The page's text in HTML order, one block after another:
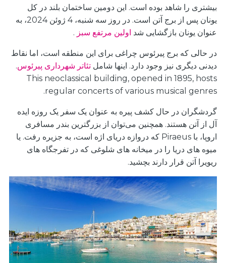
بیشتری را شاهد بوده است. این دومین ساختمان بلند در کل
یونان پس از برج آتن است. در روز سه شنبه، 4 ژوئن 2024، به
عنوان یونان بازگشایی شد اولین مرتفع سبز .
در حالی که برج پیرئوس چراغی برای این منطقه است، اما نقاط
دیدنی دیگری نیز وجود دارد. اینها شامل تئاتر شهرداری پیرئوس.
This neoclassical building, opened in 1895, hosts
regular concerts of various musical genres.
گردشگران در حال کشف پیره به عنوان یک سفر یک روزه ایده
آل از آتن هستند. همچنین می‌توان از بزرگترین بندر مسافری
اروپا، با Piraeus که دروازه دریای اژه است، به جزیره رفت. یا
میوه های دریا را در میخانه های شلوغی که در تفرجگاه های
ریویرا آتن قرار دارند بچشید.